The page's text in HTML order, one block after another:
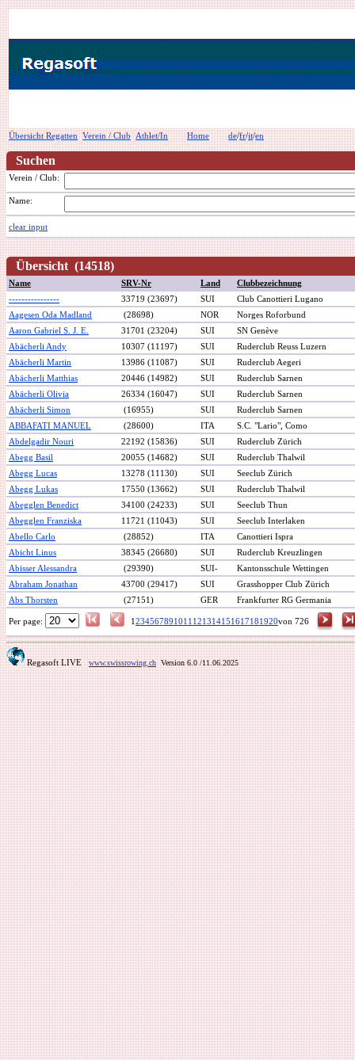
Übersicht Regatten Verein / Club Athlet/In Home de/fr/it/en
Suchen
Verein / Club:
Name:
clear input
Übersicht (14518)
Name SRV-Nr Land
Clubbezeichnung
----------------
33719 (23697) SUI
Club Canottieri Lugano
Aagesen Oda Madland
(28698) NOR
Norges Roforbund
Aaron Gabriel S. J. E.
31701 (23204) SUI
SN Genève
Abächerli Andy
10307 (11197) SUI
Ruderclub Reuss Luzern
Abächerli Martin
13986 (11087) SUI
Ruderclub Aegeri
Abächerli Matthias
20446 (14982) SUI
Ruderclub Sarnen
Abächerli Olivia
26334 (16047) SUI
Ruderclub Sarnen
Abächerli Simon
(16955) SUI
Ruderclub Sarnen
ABBAFATI MANUEL
(28600) ITA
S.C. "Lario", Como
Abdelgadir Nouri
22192 (15836) SUI
Ruderclub Zürich
Abegg Basil
20055 (14682) SUI
Ruderclub Thalwil
Abegg Lucas
13278 (11130) SUI
Seeclub Zürich
Abegg Lukas
17550 (13662) SUI
Ruderclub Thalwil
Abegglen Benedict
34100 (24233) SUI
Seeclub Thun
Abegglen Franziska
11721 (11043) SUI
Seeclub Interlaken
Abello Carlo
(28852) ITA
Canottieri Ispra
Abicht Linus
38345 (26680) SUI
Ruderclub Kreuzlingen
Abisser Alessandra
(29390) SUI-
Kantonsschule Wettingen
Abraham Jonathan
43700 (29417) SUI
Grasshopper Club Zürich
Abs Thorsten
(27151) GER Frankfurter RG Germania
Per page: 1234567891011 121314151617181920von 726
Regasoft LIVE www.swissrowing.chVersion 6.0/11.06.2025